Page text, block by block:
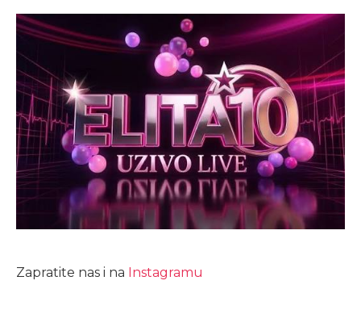
Zapratite nas i na Instagramu